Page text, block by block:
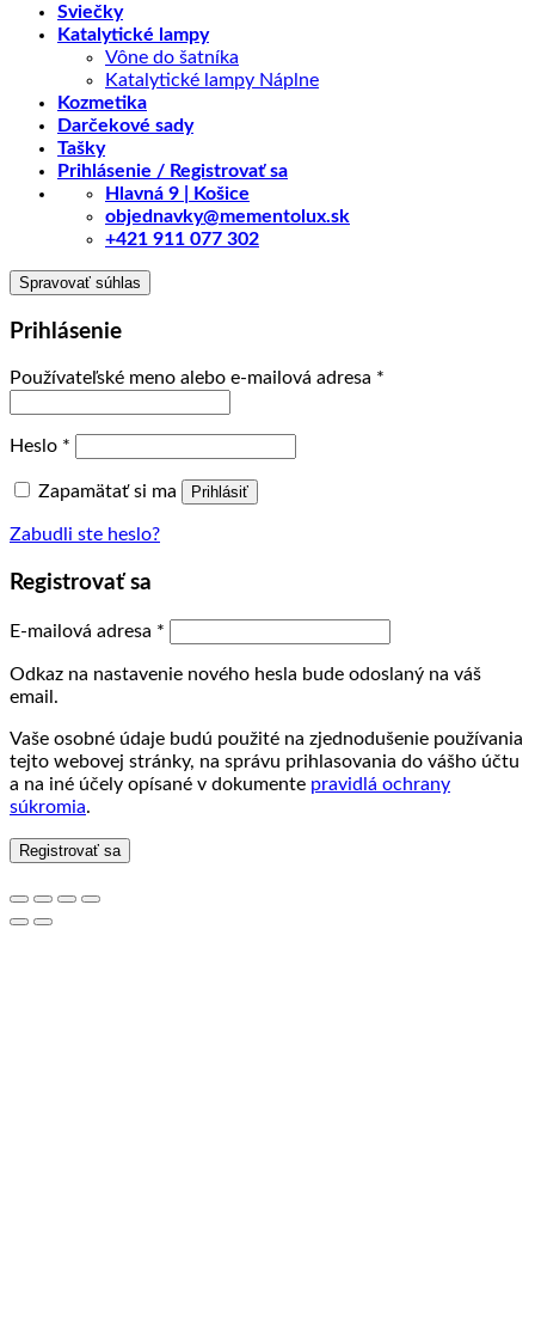
Sviečky
Katalytické lampy
Vône do šatníka
Katalytické lampy Náplne
Kozmetika
Darčekové sady
Tašky
Prihlásenie / Registrovať sa
Hlavná 9 | Košice
objednavky@mementolux.sk
+421 911 077 302
Spravovať súhlas
Prihlásenie
Používateľské meno alebo e-mailová adresa *
Heslo *
Zapamätať si ma Prihlásiť
Zabudli ste heslo?
Registrovať sa
E-mailová adresa *
Odkaz na nastavenie nového hesla bude odoslaný na váš
email.
Vaše osobné údaje budú použité na zjednodušenie používania
tejto webovej stránky, na správu prihlasovania do vášho účtu
a na iné účely opísané v dokumente pravidlá ochrany
súkromia.
Registrovať sa